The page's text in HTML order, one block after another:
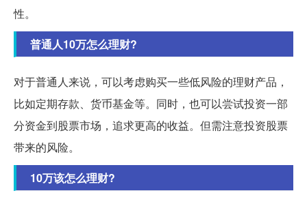
性。
普通人10万怎么理财?
对于普通人来说，可以考虑购买一些低风险的理财产品，
比如定期存款、货币基金等。同时，也可以尝试投资一部
分资金到股票市场，追求更高的收益。但需注意投资股票
带来的风险。
10万该怎么理财?